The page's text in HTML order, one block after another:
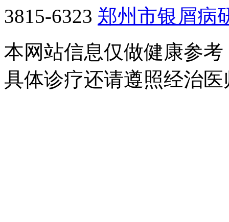
3815-6323 郑州市银屑病
本网站信息仅做健康参
具体诊疗还请遵照经治医